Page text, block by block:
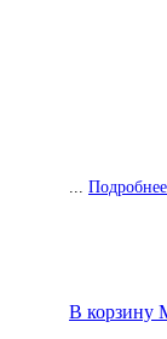
В корзину